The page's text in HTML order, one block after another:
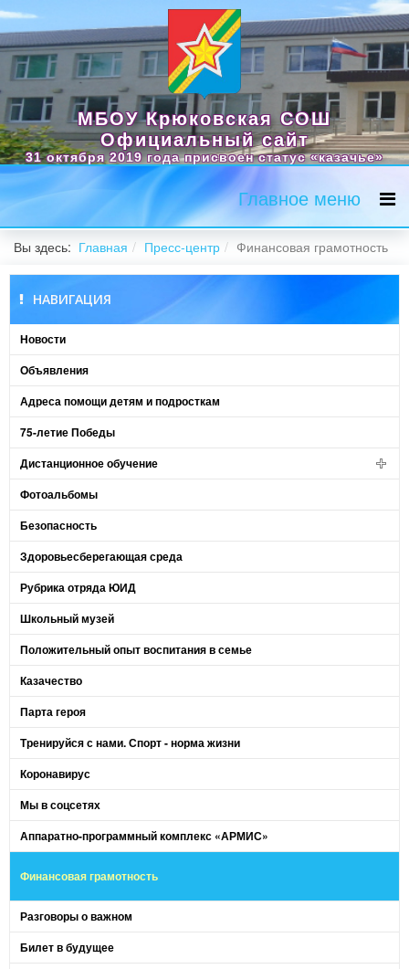
МБОУ Крюковская СОШ
Официальный сайт
31 октября 2019 года присвоен статус «казачье»
Главное меню
Вы здесь: Главная Пресс-центр Финансовая грамотность
НАВИГАЦИЯ
Новости
Объявления
Адреса помощи детям и подросткам
75-летие Победы
Дистанционное обучение
Фотоальбомы
Безопасность
Здоровьесберегающая среда
Рубрика отряда ЮИД
Школьный музей
Положительный опыт воспитания в семье
Казачество
Парта героя
Тренируйся с нами. Спорт - норма жизни
Коронавирус
Мы в соцсетях
Аппаратно-программный комплекс «АРМИС»
Финансовая грамотность
Разговоры о важном
Билет в будущее